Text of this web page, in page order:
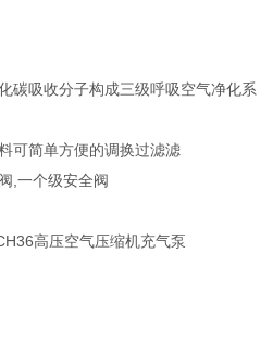
碳吸收分子构成三级呼吸空气净化系
可简单方便的调换过滤滤
,一个级安全阀